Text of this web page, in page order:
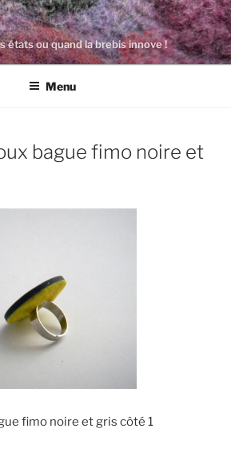
états ou quand la brebis innove !
Menu
bague fimo noire et
fimo noire et gris côté 1